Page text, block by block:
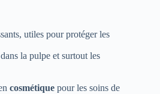
utiles pour protéger les
dans la pulpe et surtout les
cosmétique pour les soins de